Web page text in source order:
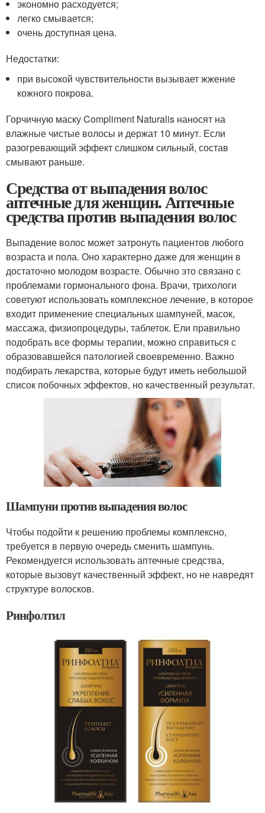
экономно расходуется;
легко смывается;
очень доступная цена.
Недостатки:
при высокой чувствительности вызывает жжение
кожного покрова.
Горчичную маску Compliment Naturalis наносят на
влажные чистые волосы и держат 10 минут. Если
разогревающий эффект слишком сильный, состав
смывают раньше.
Средства от выпадения волос
аптечные для женщин. Аптечные
средства против выпадения волос
Выпадение волос может затронуть пациентов любого
возраста и пола. Оно характерно даже для женщин в
достаточно молодом возрасте. Обычно это связано с
проблемами гормонального фона. Врачи, трихологи
советуют использовать комплексное лечение, в которое
входит применение специальных шампуней, масок,
массажа, физиопроцедуры, таблеток. Ели правильно
подобрать все формы терапии, можно справиться с
образовавшейся патологией своевременно. Важно
подбирать лекарства, которые будут иметь небольшой
список побочных эффектов, но качественный результат.
Шампуни против выпадения волос
Чтобы подойти к решению проблемы комплексно,
требуется в первую очередь сменить шампунь.
Рекомендуется использовать аптечные средства,
которые вызовут качественный эффект, но не навредят
структуре волосков.
Ринфолтил